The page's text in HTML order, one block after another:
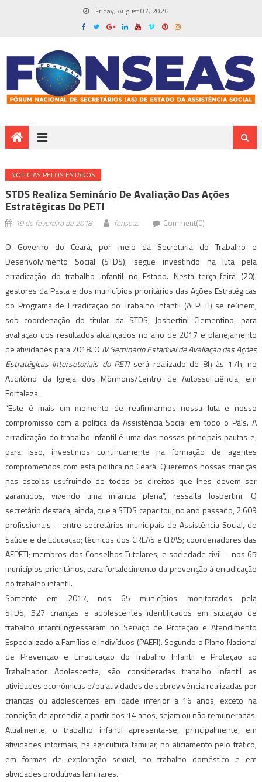
Friday, August 07, 2026
NOTICIAS PELOS ESTADOS
STDS Realiza Seminário De Avaliação Das Ações
Estratégicas Do PETI
19 de fevereiro de 2018 fonseas Comment(0)
O Governo do Ceará, por meio da Secretaria do Trabalho e
Desenvolvimento Social (STDS), segue investindo na luta pela
erradicação do trabalho infantil noEstado. Nesta terça-feira (20),
gestores da Pasta e dos municípios prioritários das Ações Estratégicas
do Programa de Erradicação do Trabalho Infantil (AEPETI) se reúnem,
sob coordenação do titular da STDS, Josbertini Clementino, para
avaliação dos resultados alcançados no ano de 2017 e planejamento
de atividades para 2018. O IV Seminário Estadual de Avaliação das Ações
Estratégicas Intersetoriais do PETIserá realizado de 8h às 17h, no
Auditório da Igreja dos Mórmons/Centro de Autossuficiência, em
Fortaleza.
“Este émais um momento de reafirmarmos nossa luta e nosso
compromisso com a política da Assistência Social em todo o País. A
erradicação do trabalho infantil é uma das nossas principais pautas e,
para isso, investimos continuamente na formação de agentes
comprometidos com esta política no Ceará. Queremos nossas crianças
nas escolas usufruindo de todos os direitos que lhes devem ser
garantidos, vivendo uma infância plena”, ressalta Josbertini. O
secretário destaca, ainda, que a STDS capacitou, no ano passado, 2.609
profissionais – entre secretários municipais de Assistência Social, de
Saúde e de Educação; técnicos dos CREAS e CRAS; coordenadores das
AEPETI; membros dos Conselhos Tutelares; e sociedade civil – nos 65
municípios prioritários, para fortalecimento da prevenção à erradicação
do trabalho infantil.
Somente em 2017, nos 65 municípios monitorados pela
STDS, 527 crianças e adolescentesidentificados em situação de
trabalho infantilingressaram no Serviço de Proteção e Atendimento
Especializado a Famílias e Indivíduos (PAEFI). Segundo o Plano Nacional
de Prevenção e Erradicação do Trabalho Infantil e Proteção ao
Trabalhador Adolescente, são consideradas trabalho infantil as
atividades econômicas e/ou atividades de sobrevivência realizadas por
crianças ou adolescentes em idade inferior a 16 anos, exceto na
condição de aprendiz, a partir dos 14 anos, sejam ou não remuneradas.
Atualmente, o trabalho infantil apresenta-se, principalmente, em
atividades informais, na agricultura familiar, no aliciamento pelo tráfico,
em formas de exploração sexual, no trabalho doméstico e em
atividades produtivas familiares.